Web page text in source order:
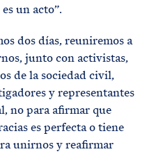
un acto”.
dos días, reuniremos a
junto con activistas,
de la sociedad civil,
y representantes
no para afirmar que
es perfecta o tiene
unirnos y reafirmar